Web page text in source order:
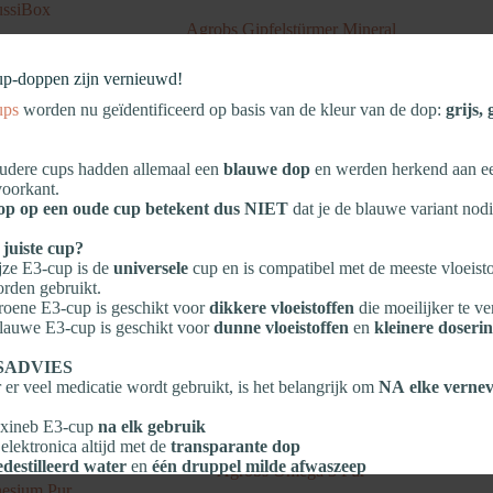
zijn vernieuwd!
worden nu geïdentificeerd op basis van de kleur van de dop: grijs,
cups hadden allemaal een blauwe dop en werden herkend aan
op een oude cup betekent dus NIET dat je de blauwe variant
cup?
E3‑cup is de universele cup en is compatibel met de meeste
gebruikt.
E3‑cup is geschikt voordikkere vloeistoffen die moeilijker te
E3‑cup is geschikt voordunne vloeistoffen en kleinere
er veel medicatie wordt gebruikt, is het belangrijk om NA elke
E3‑cup na elk gebruik
altijd met de transparante dop
water en één druppel milde afwaszeep
en aan de lucht laten drogen
Agrobs Gipfelstürmer Mineral
€ 71,95
Opties selecteren
product
variaties.
optie
worden
de
productpagina
Agrobs Omega 3 Pur